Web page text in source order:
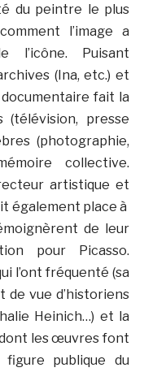
du peintre le plus
l’image a
l’icône. Puisant
(Ina, etc.) et
fait la
(télévision, presse
(photographie,
collective.
artistique et
également place à
de leur
pour Picasso.
l’ont fréquenté (sa
de vue d’historiens
Heinich…) et la
les œuvres font
publique du